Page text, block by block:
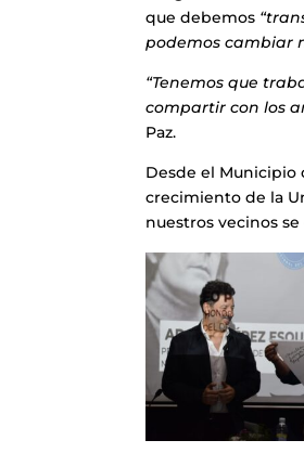
que debemos
podemos cambiar
“Tenemos que
compartir con los
Paz.
Desde el Municipio
crecimiento de la
nuestros vecinos